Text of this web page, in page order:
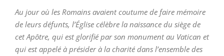
Au jour où les Romains avaient coutume de faire mémoire
de leurs défunts, l’Église célèbre la naissance du siège de
cet Apôtre, qui est glorifié par son monument au Vatican et
qui est appelé à présider à la charité dans l’ensemble des